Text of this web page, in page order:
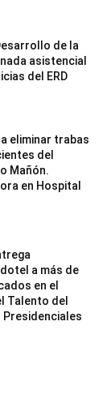
de la
asistencial
del ERD
eliminar trabas
del
Mañón.
en Hospital
a más de
en el
Talento del
Presidenciales